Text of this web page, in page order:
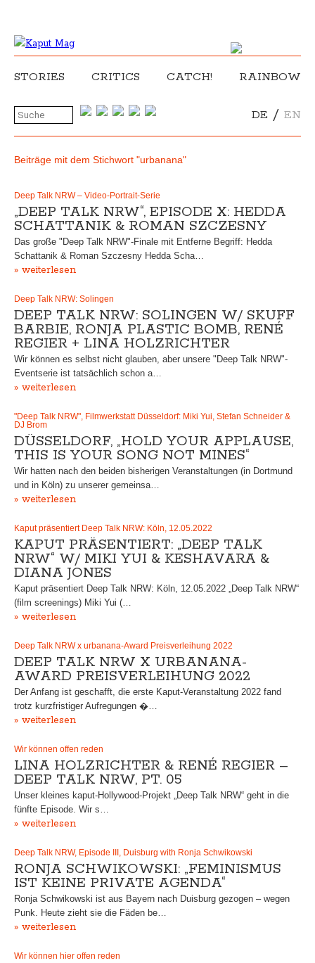
STORIES CRITICS CATCH! RAINBOW
DE / EN
Beiträge mit dem Stichwort "urbanana"
Deep Talk NRW – Video-Portrait-Serie
„DEEP TALK NRW“, EPISODE X: HEDDA
SCHATTANIK & ROMAN SZCZESNY
Das große "Deep Talk NRW"-Finale mit Entferne Begriff: Hedda
Schattanik & Roman Szczesny Hedda Scha…
» weiterlesen
Deep Talk NRW: Solingen
DEEP TALK NRW: SOLINGEN W/ SKUFF
BARBIE, RONJA PLASTIC BOMB, RENÉ
REGIER + LINA HOLZRICHTER
Wir können es selbst nicht glauben, aber unsere "Deep Talk NRW"-
Eventserie ist tatsächlich schon a…
» weiterlesen
"Deep Talk NRW", Filmwerkstatt Düsseldorf: Miki Yui, Stefan Schneider &
DJ Brom
DÜSSELDORF, „HOLD YOUR APPLAUSE,
THIS IS YOUR SONG NOT MINES“
Wir hatten nach den beiden bisherigen Veranstaltungen (in Dortmund
und in Köln) zu unserer gemeinsa…
» weiterlesen
Kaput präsentiert Deep Talk NRW: Köln, 12.05.2022
KAPUT PRÄSENTIERT: „DEEP TALK
NRW“ W/ MIKI YUI & KESHAVARA &
DIANA JONES
Kaput präsentiert Deep Talk NRW: Köln, 12.05.2022 „Deep Talk NRW“
(film screenings) Miki Yui (…
» weiterlesen
Deep Talk NRW x urbanana-Award Preisverleihung 2022
DEEP TALK NRW X URBANANA-
AWARD PREISVERLEIHUNG 2022
Der Anfang ist geschafft, die erste Kaput-Veranstaltung 2022 fand
trotz kurzfristiger Aufregungen �…
» weiterlesen
Wir können offen reden
LINA HOLZRICHTER & RENÉ REGIER –
DEEP TALK NRW, PT. 05
Unser kleines kaput-Hollywood-Projekt „Deep Talk NRW“ geht in die
fünfte Episode. Wir s…
» weiterlesen
Deep Talk NRW, Episode III, Duisburg with Ronja Schwikowski
RONJA SCHWIKOWSKI: „FEMINISMUS
IST KEINE PRIVATE AGENDA“
Ronja Schwikowski ist aus Bayern nach Duisburg gezogen – wegen
Punk. Heute zieht sie die Fäden be…
» weiterlesen
Wir können hier offen reden